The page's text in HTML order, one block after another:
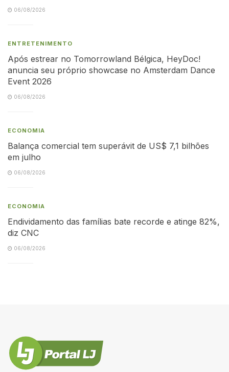
06/08/2026
ENTRETENIMENTO
Após estrear no Tomorrowland Bélgica, HeyDoc!
anuncia seu próprio showcase no Amsterdam Dance
Event 2026
06/08/2026
ECONOMIA
Balança comercial tem superávit de US$ 7,1 bilhões
em julho
06/08/2026
ECONOMIA
Endividamento das famílias bate recorde e atinge 82%,
diz CNC
06/08/2026